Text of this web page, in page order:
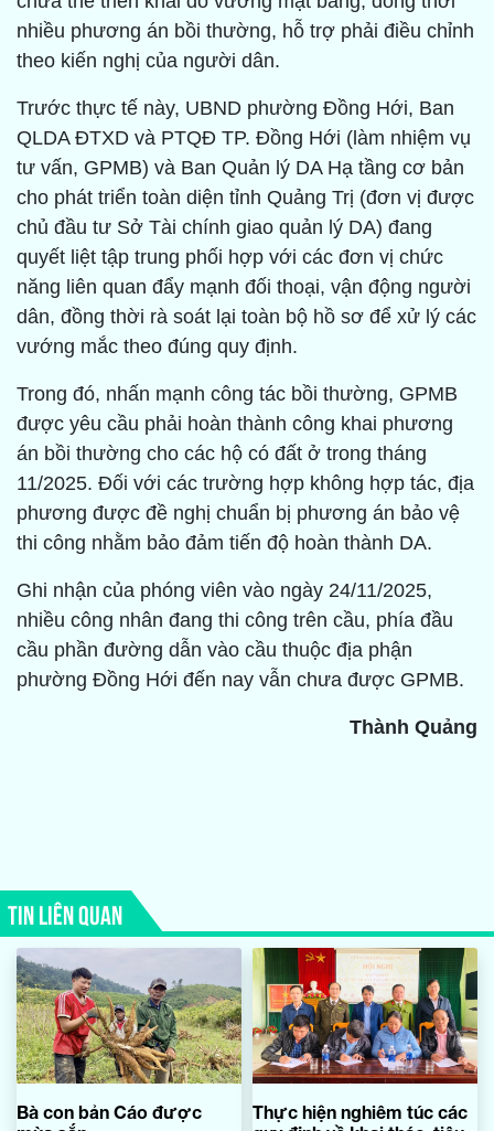
nhiều phương án bồi thường, hỗ trợ phải điều chỉnh
theo kiến nghị của người dân.
Trước thực tế này, UBND phường Đồng Hới, Ban
QLDA ĐTXD và PTQĐ TP. Đồng Hới (làm nhiệm vụ
tư vấn, GPMB) và Ban Quản lý DA Hạ tầng cơ bản
cho phát triển toàn diện tỉnh Quảng Trị (đơn vị được
chủ đầu tư Sở Tài chính giao quản lý DA) đang
quyết liệt tập trung phối hợp với các đơn vị chức
năng liên quan đẩy mạnh đối thoại, vận động người
dân, đồng thời rà soát lại toàn bộ hồ sơ để xử lý các
vướng mắc theo đúng quy định.
Trong đó, nhấn mạnh công tác bồi thường, GPMB
được yêu cầu phải hoàn thành công khai phương
án bồi thường cho các hộ có đất ở trong tháng
11/2025. Đối với các trường hợp không hợp tác, địa
phương được đề nghị chuẩn bị phương án bảo vệ
thi công nhằm bảo đảm tiến độ hoàn thành DA.
Ghi nhận của phóng viên vào ngày 24/11/2025,
nhiều công nhân đang thi công trên cầu, phía đầu
cầu phần đường dẫn vào cầu thuộc địa phận
phường Đồng Hới đến nay vẫn chưa được GPMB.
Thành Quảng
TIN LIÊN QUAN
Bà con bản Cáo được
Thực hiện nghiêm túc các